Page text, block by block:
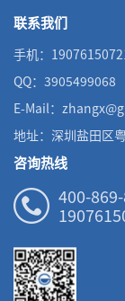
联系我们
手机：
QQ：3905499068
E-Mail：
地址：深圳盐田区
咨询热线
400-